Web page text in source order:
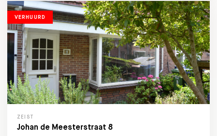
VERHUURD
ZEIST
Johan de Meesterstraat 8